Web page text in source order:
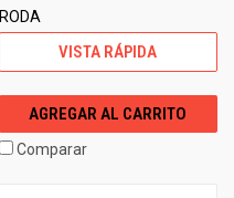
RODA
VISTA RÁPIDA
AGREGAR AL CARRITO
Comparar